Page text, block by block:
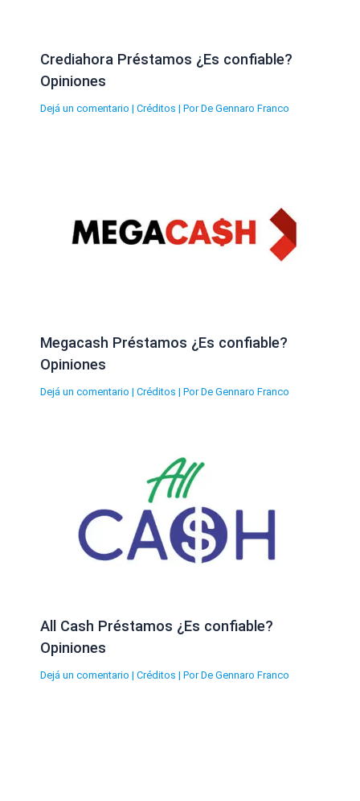
Crediahora Préstamos ¿Es confiable?
Opiniones
Dejá un comentario | Créditos | Por De Gennaro Franco
Megacash Préstamos ¿Es confiable?
Opiniones
Dejá un comentario | Créditos | Por De Gennaro Franco
All Cash Préstamos ¿Es confiable?
Opiniones
Dejá un comentario | Créditos | Por De Gennaro Franco